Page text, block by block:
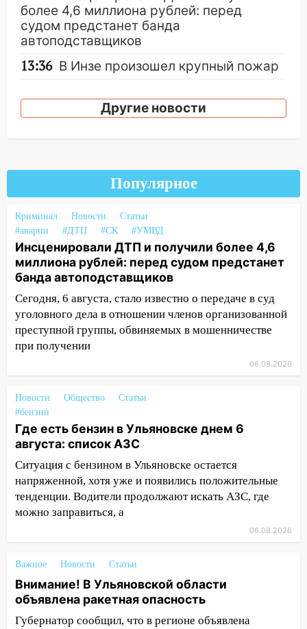
более 4,6 миллиона рублей: перед
судом предстанет банда
автоподставщиков
13:36 В Инзе произошел крупный пожар
мужчины, которого необоснованно
обвиняли в жестоком обращении с
Ульяновской области перевозчик
провернул хитрую схему с чужими
12:10
Ульяновский алиментщик накопил
120 тысяч долга
11:49 Снят режим «Ракетная
опасность» на территории Ульяновской
области
11:30 Кабмин РФ разрешил до 1 июля
2027 года импорт, выпуск и обращение
врезался в забор
10:27 Где есть бензин в Ульяновске
днем 6 августа: список АЗС
10:16 Внимание! В Ульяновской области
объявлена ракетная опасность
10:00 В Старомайнском районе утонул
51-летний мужчина
застрял в тепловозе
09:44 Ульяновские спасатели помогли
юному велосипедисту на улице
Чернышевского
Другие новости
Популярное
Криминал Новости
Статьи
#аварии
#ДТП #СК #УМВД
Инсценировали ДТП и получили более 4,6
миллиона рублей: перед судом предстанет
банда автоподставщиков
Сегодня, 6 августа, стало известно о передаче в суд
уголовного дела в отношении членов организованной
преступной группы, обвиняемых в мошенничестве
при получении
06.08.2026
Новости Общество
Статьи
#бензин
Где есть бензин в Ульяновске днем 6
августа: список АЗС
Ситуация с бензином в Ульяновске остается
напряженной, хотя уже и появились положительные
тенденции. Водители продолжают искать АЗС, где
можно заправиться, а
06.08.2026
Важное Новости Статьи
Внимание! В Ульяновской области
объявлена ракетная опасность
Губернатор сообщил, что в регионе объявлена